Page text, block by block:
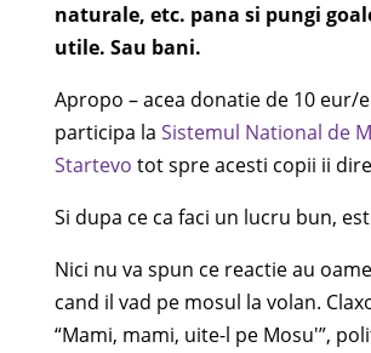
naturale, etc. pana si pungi
utile. Sau bani.
Apropo – acea donatie de 10 eur/
participa la Sistemul National de
Startevo tot spre acesti copii ii
Si dupa ce ca faci un lucru bun,
Nici nu va spun ce reactie au
cand il vad pe mosul la volan.
“Mami, mami, uite-l pe Mosu'”,